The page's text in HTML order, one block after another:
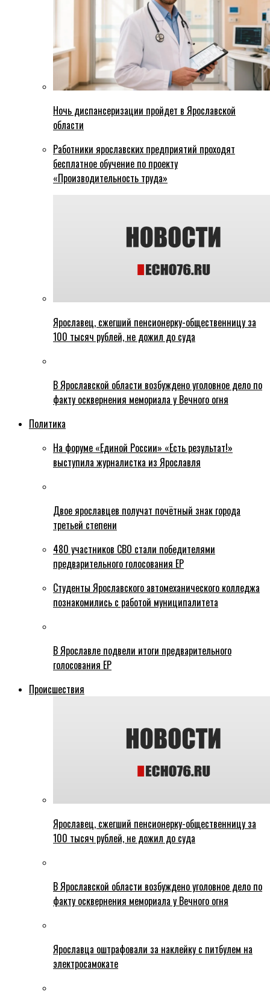
Ночь диспансеризации пройдет в Ярославской
области
Работники ярославских предприятий проходят
бесплатное обучение по проекту
«Производительность труда»
Ярославец, сжегший пенсионерку-общественницу за
100 тысяч рублей, не дожил до суда
В Ярославской области возбуждено уголовное дело по
факту осквернения мемориала у Вечного огня
Политика
На форуме «Единой России» «Есть результат!»
выступила журналистка из Ярославля
Двое ярославцев получат почётный знак города
третьей степени
480 участников СВО стали победителями
предварительного голосования ЕР
Студенты Ярославского автомеханического колледжа
познакомились с работой муниципалитета
В Ярославле подвели итоги предварительного
голосования ЕР
Происшествия
Ярославец, сжегший пенсионерку-общественницу за
100 тысяч рублей, не дожил до суда
В Ярославской области возбуждено уголовное дело по
факту осквернения мемориала у Вечного огня
Ярославца оштрафовали за наклейку с питбулем на
электросамокате